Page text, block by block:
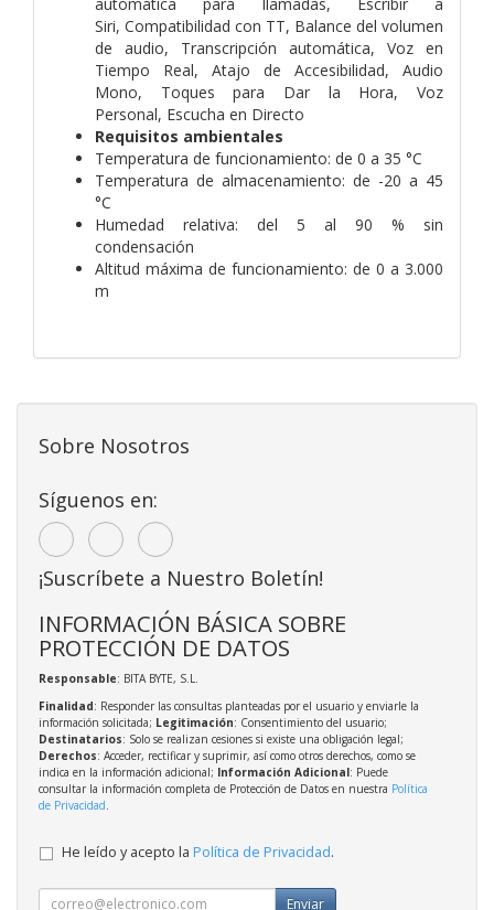
Siri, Compatibilidad con TT, Balance del volumen
de audio, Transcripción automática, Voz en
Tiempo Real, Atajo de Accesibilidad, Audio
Mono, Toques para Dar la Hora, Voz
Personal, Escucha en Directo
Requisitos ambientales
Temperatura de funcionamiento: de 0 a 35 °C
Temperatura de almacenamiento: de -20 a 45
°C
Humedad relativa: del 5 al 90 % sin
condensación
Altitud máxima de funcionamiento: de 0 a 3.000
m
Sobre Nosotros
Síguenos en:
¡Suscríbete a Nuestro Boletín!
INFORMACIÓN BÁSICA SOBRE
PROTECCIÓN DE DATOS
Responsable: BITA BYTE, S.L.
Finalidad: Responder las consultas planteadas por el usuario y enviarle la
información solicitada; Legitimación: Consentimiento del usuario;
Destinatarios: Solo se realizan cesiones si existe una obligación legal;
Derechos: Acceder, rectificar y suprimir, así como otros derechos, como se
indica en la información adicional; Información Adicional: Puede
consultar la información completa de Protección de Datos en nuestra Política
de Privacidad
He leído y acepto la Política de Privacidad.
Enviar